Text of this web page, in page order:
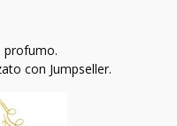
con Jumpseller.